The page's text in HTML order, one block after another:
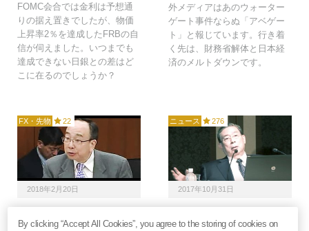
FOMC会合では金利は予想通
りの据え置きでしたが、物価
上昇率2％を達成したFRBの自
信が伺えました。いつまでも
達成できない日銀との差はど
こに在るのでしょうか？
外メディアはあのウォーター
ゲート事件ならぬ「アベゲー
ト」と報じています。行き着
く先は、財務省解体と日本経
済のメルトダウンです。
FX・先物 22
2018年2月20日
退任？ 後任・雨宮氏を
ニュース 276
2017年10月31日
イン開発者の「サトシ・
By clicking “Accept All Cookies”, you agree to the storing of cookies on